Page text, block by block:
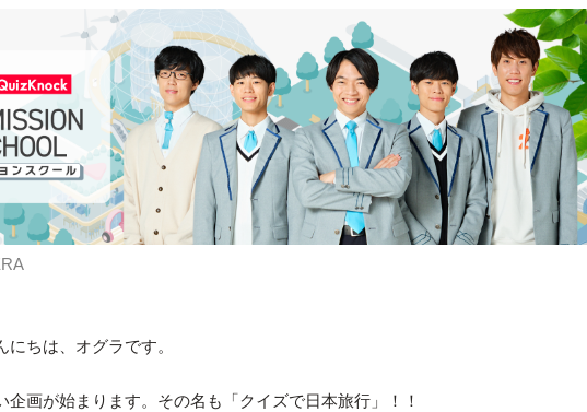
にちは、オグラです。
企画が始まります。その名も「クイズで日本旅行」！！